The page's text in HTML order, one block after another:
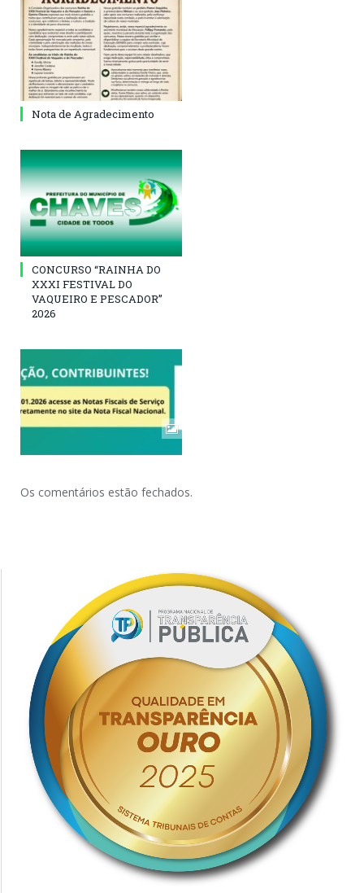
Nota de Agradecimento
CONCURSO “RAINHA DO
XXXI FESTIVAL DO
VAQUEIRO E PESCADOR”
2026
Os comentários estão fechados.